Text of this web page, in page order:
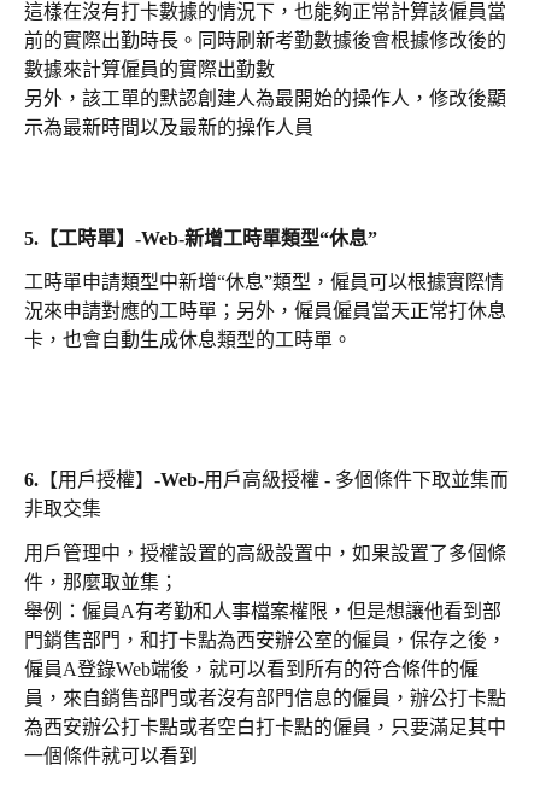
這樣在沒有打卡數據的情況下，也能夠正常計算該僱員當
前的實際出勤時長。同時刷新考勤數據後會根據修改後的
數據來計算僱員的實際出勤數
另外，該工單的默認創建人為最開始的操作人，修改後顯
示為最新時間以及最新的操作人員
5.【工時單】-Web-新增工時單類型“休息”
工時單申請類型中新增“休息”類型，僱員可以根據實際情
況來申請對應的工時單；另外，僱員僱員當天正常打休息
卡，也會自動生成休息類型的工時單。
6.【用戶授權】-Web-用戶高級授權 - 多個條件下取並集而
非取交集
用戶管理中，授權設置的高級設置中，如果設置了多個條
件，那麼取並集；
舉例：僱員A有考勤和人事檔案權限，但是想讓他看到部
門銷售部門，和打卡點為西安辦公室的僱員，保存之後，
僱員A登錄Web端後，就可以看到所有的符合條件的僱
員，來自銷售部門或者沒有部門信息的僱員，辦公打卡點
為西安辦公打卡點或者空白打卡點的僱員，只要滿足其中
一個條件就可以看到